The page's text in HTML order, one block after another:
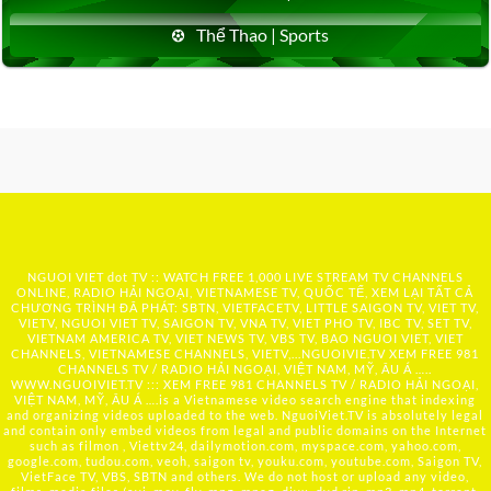
Thể Thao | Sports
NGUOI VIET dot TV :: WATCH FREE 1,000 LIVE STREAM TV CHANNELS
ONLINE, RADIO HẢI NGOẠI, VIETNAMESE TV, QUỐC TẾ, XEM LẠI TẤT CẢ
CHƯƠNG TRÌNH ĐÃ PHÁT: SBTN, VIETFACETV, LITTLE SAIGON TV, VIET TV,
VIETV, NGUOI VIET TV, SAIGON TV, VNA TV, VIET PHO TV, IBC TV, SET TV,
VIETNAM AMERICA TV, VIET NEWS TV, VBS TV, BAO NGUOI VIET, VIET
CHANNELS, VIETNAMESE CHANNELS, VIETV,... NGUOIVIE.TV XEM FREE 981
CHANNELS TV / RADIO HẢI NGOẠI, VIỆT NAM, MỸ, ÂU Á …..
WWW.NGUOIVIET.TV ::: XEM FREE 981 CHANNELS TV / RADIO HẢI NGOẠI,
VIỆT NAM, MỸ, ÂU Á ….is a Vietnamese video search engine that indexing
and organizing videos uploaded to the web. NguoiViet.TV is absolutely legal
and contain only embed videos from legal and public domains on the Internet
such as filmon , Viettv24, dailymotion.com, myspace.com, yahoo.com,
google.com, tudou.com, veoh, saigon tv, youku.com, youtube.com, Saigon TV,
VietFace TV, VBS, SBTN and others. We do not host or upload any video,